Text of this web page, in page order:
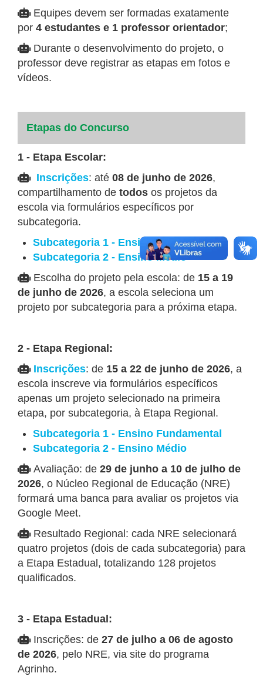
Equipes devem ser formadas exatamente
por 4 estudantes e 1 professor orientador;
Durante o desenvolvimento do projeto, o
professor deve registrar as etapas em fotos e
vídeos.
Etapas do Concurso
1 - Etapa Escolar:
Inscrições: até 08 de junho de 2026,
compartilhamento de todos os projetos da
escola via formulários específicos por
subcategoria.
Subcategoria 1 - Ensino Fundamental
Subcategoria 2 - Ensino Médio
Escolha do projeto pela escola: de 15 a 19
de junho de 2026, a escola seleciona um
projeto por subcategoria para a próxima etapa.
2 - Etapa Regional:
Inscrições: de 15 a 22 de junho de 2026, a
escola inscreve via formulários específicos
apenas um projeto selecionado na primeira
etapa, por subcategoria, à Etapa Regional.
Subcategoria 1 - Ensino Fundamental
Subcategoria 2 - Ensino Médio
Avaliação: de 29 de junho a 10 de julho de
2026, o Núcleo Regional de Educação (NRE)
formará uma banca para avaliar os projetos via
Google Meet.
Resultado Regional: cada NRE selecionará
quatro projetos (dois de cada subcategoria) para
a Etapa Estadual, totalizando 128 projetos
qualificados.
3 - Etapa Estadual:
Inscrições: de 27 de julho a 06 de agosto
de 2026, pelo NRE, via site do programa
Agrinho.